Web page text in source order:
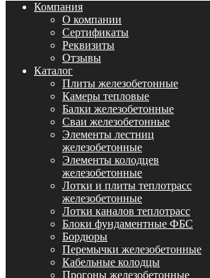
Компания
О компании
Сертификаты
Реквизиты
Отзывы
Каталог
Плиты железобетонные
Камеры тепловые
Балки железобетонные
Сваи железобетонные
Элементы лестниц
железобетонные
Элементы колодцев
железобетонные
Лотки и плиты теплотрасс
железобетонные
Лотки каналов теплотрасс
Блоки фундаментные ФБС
Бордюры
Перемычки железобетонные
Кабельные колодцы
Прогоны железобетонные